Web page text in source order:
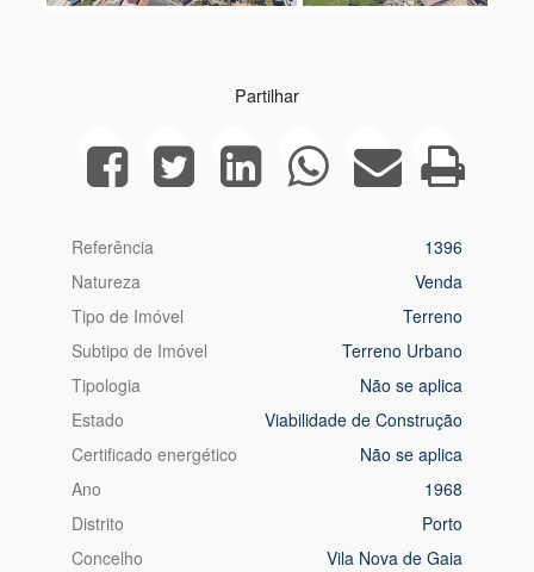
Next
Partilhar
Referência
1396
Natureza
Venda
Tipo de Imóvel
Terreno
Subtipo de Imóvel
Terreno Urbano
Tipologia
Não se aplica
Estado
Viabilidade de Construção
Certificado energético
Não se aplica
Ano
1968
Distrito
Porto
Concelho
Vila Nova de Gaia